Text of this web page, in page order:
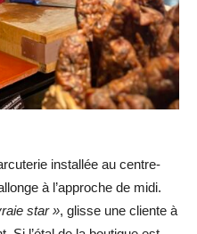
installée au centre-
à l’approche de midi.
star », glisse une cliente à